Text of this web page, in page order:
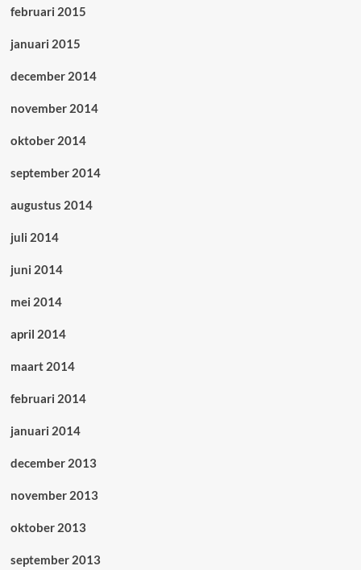
februari 2015
januari 2015
december 2014
november 2014
oktober 2014
september 2014
augustus 2014
juli 2014
juni 2014
mei 2014
april 2014
maart 2014
februari 2014
januari 2014
december 2013
november 2013
oktober 2013
september 2013